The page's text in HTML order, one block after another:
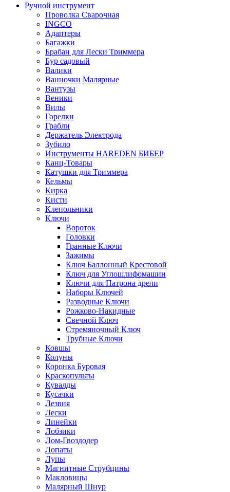
Ручной инструмент
Проволка Сварочная
INGCO
Адаптеры
Багажки
Брабан для Лески Триммера
Бур садовый
Валики
Ванночки Малярные
Вантузы
Веники
Вилы
Горелки
Грабли
Держатель Электрода
Зубило
Инструменты HAREDEN БИБЕР
Канц-Товары
Катушки для Триммера
Кельмы
Кирка
Кисти
Клепольники
Ключи
Вороток
Головки
Гранные Ключи
Зажимы
Ключ Баллонный Крестовой
Ключ для Углошлифомашин
Ключи для Патрона дрели
Наборы Ключей
Разводные Ключи
Рожково-Накидные
Свечной Ключ
Стремяночный Ключ
Трубные Ключи
Ковшы
Колуны
Коронка Буровая
Краскопульты
Кувалды
Кусачки
Лезвия
Лески
Линейки
Лобзики
Лом-Гвоздодер
Лопаты
Лупы
Магнитные Струбцины
Макловицы
Малярный Шнур